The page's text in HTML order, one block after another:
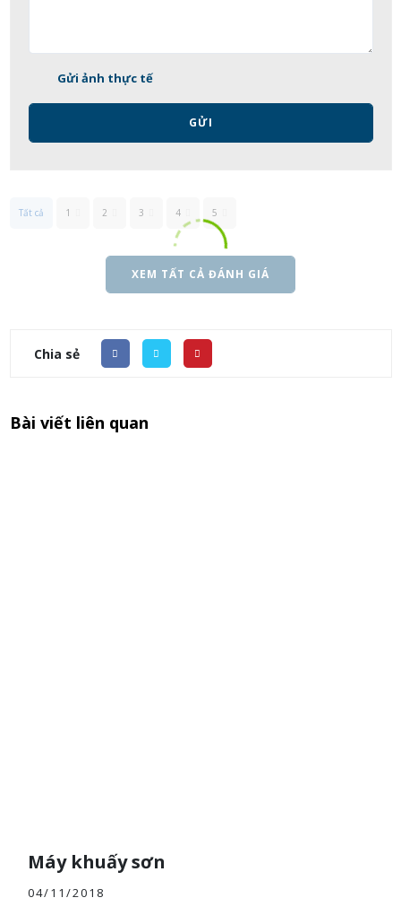
Gửi ảnh thực tế
GỬI
Tất cả 1 2 3 4 5
XEM TẤT CẢ ĐÁNH GIÁ
Chia sẻ
Bài viết liên quan
Máy khuấy sơn
04/11/2018